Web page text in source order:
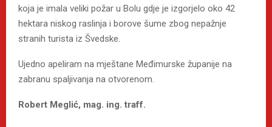
koja je imala veliki požar u Bolu gdje je izgorjelo oko 42
hektara niskog raslinja i borove šume zbog nepažnje
stranih turista iz Švedske.
Ujedno apeliram na mještane Međimurske županije na
zabranu spaljivanja na otvorenom.
Robert Meglić, mag. ing. traff.